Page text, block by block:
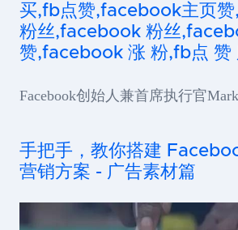
买,fb点赞,facebook主页
粉丝,facebook 粉丝
赞,facebook 涨 粉,fb点 赞
Facebook创始人兼首席执行官
手把手，教你搭建
营销方案 - 广告素材篇